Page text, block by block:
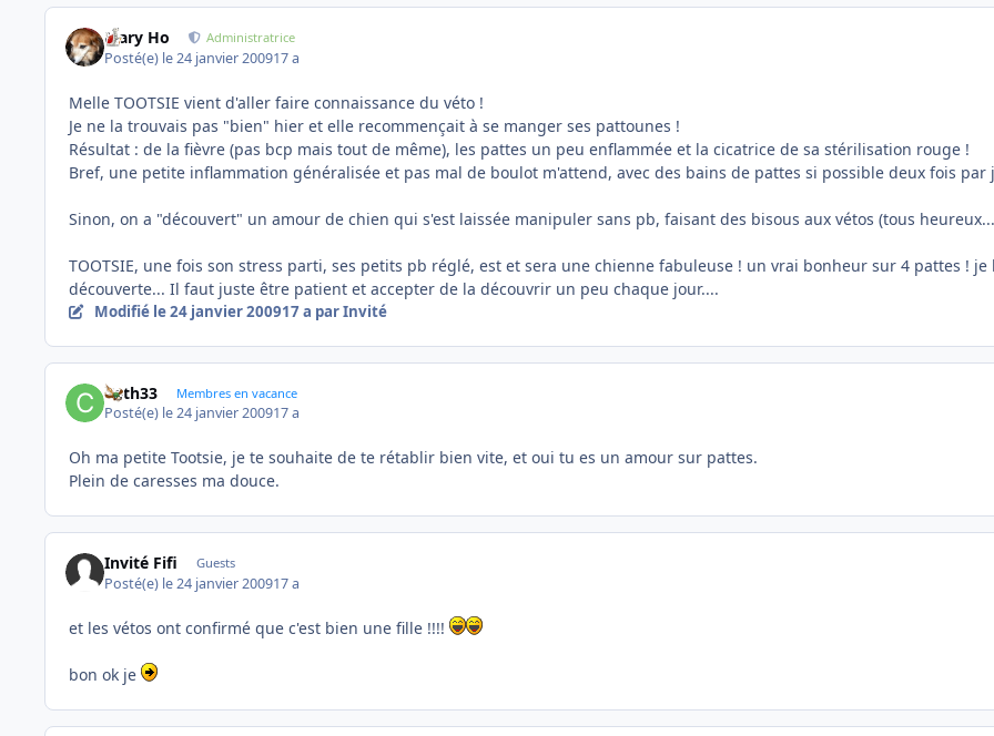
Mary Ho Administratrice
Posté(e) le 24 janvier 200917 a
Melle TOOTSIE vient d'aller faire connaissance du véto !
Je ne la trouvais pas "bien" hier et elle recommençait à se manger ses pattounes !
Résultat : de la fièvre (pas bcp mais tout de même), les pattes un peu enflammée et la cicatrice de sa stérilisation rouge !
Bref, une petite inflammation généralisée et pas mal de boulot m'attend, avec des bains de pattes si possible deux fois par
Sinon, on a "découvert" un amour de chien qui s'est laissée manipuler sans pb, faisant des bisous aux vétos (tous
TOOTSIE, une fois son stress parti, ses petits pb réglé, est et sera une chienne fabuleuse ! un vrai bonheur sur 4 pattes !
découverte... Il faut juste être patient et accepter de la découvrir un peu chaque jour....
Modifié le 24 janvier 200917 a par Invité
Cath33 Membres en vacance
Posté(e) le 24 janvier 200917 a
Oh ma petite Tootsie, je te souhaite de te rétablir bien vite, et oui tu es un amour sur pattes.
Plein de caresses ma douce.
Invité Fifi Guests
Posté(e) le 24 janvier 200917 a
et les vétos ont confirmé que c'est bien une fille !!!!
bon ok je